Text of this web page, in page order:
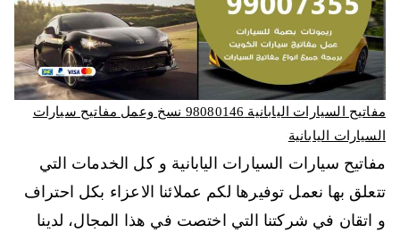
مفاتيح السيارات اليابانية 98080146‬ نسخ وعمل مفاتيح سيارات
السيارات اليابانية
مفاتيح سيارات السيارات اليابانية و كل الخدمات التي
تتعلق بها نعمل توفيرها لكم عملائنا الاعزاء بكل احتراف
و اتقان في شركتنا التي اختصت في هذا المجال، لدينا